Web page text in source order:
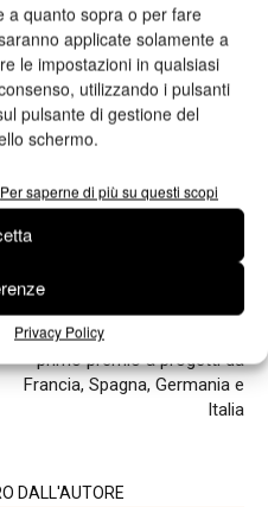
a quanto sopra o per fare
applicate solamente a
le impostazioni in qualsiasi
utilizzando i pulsanti
pulsante di gestione del
schermo.
Per saperne di più su questi scopi
Privacy Policy
Fedrigoni Top Award 2015:
primo premio a progetti da
Francia, Spagna, Germania e
Italia
DALL'AUTORE